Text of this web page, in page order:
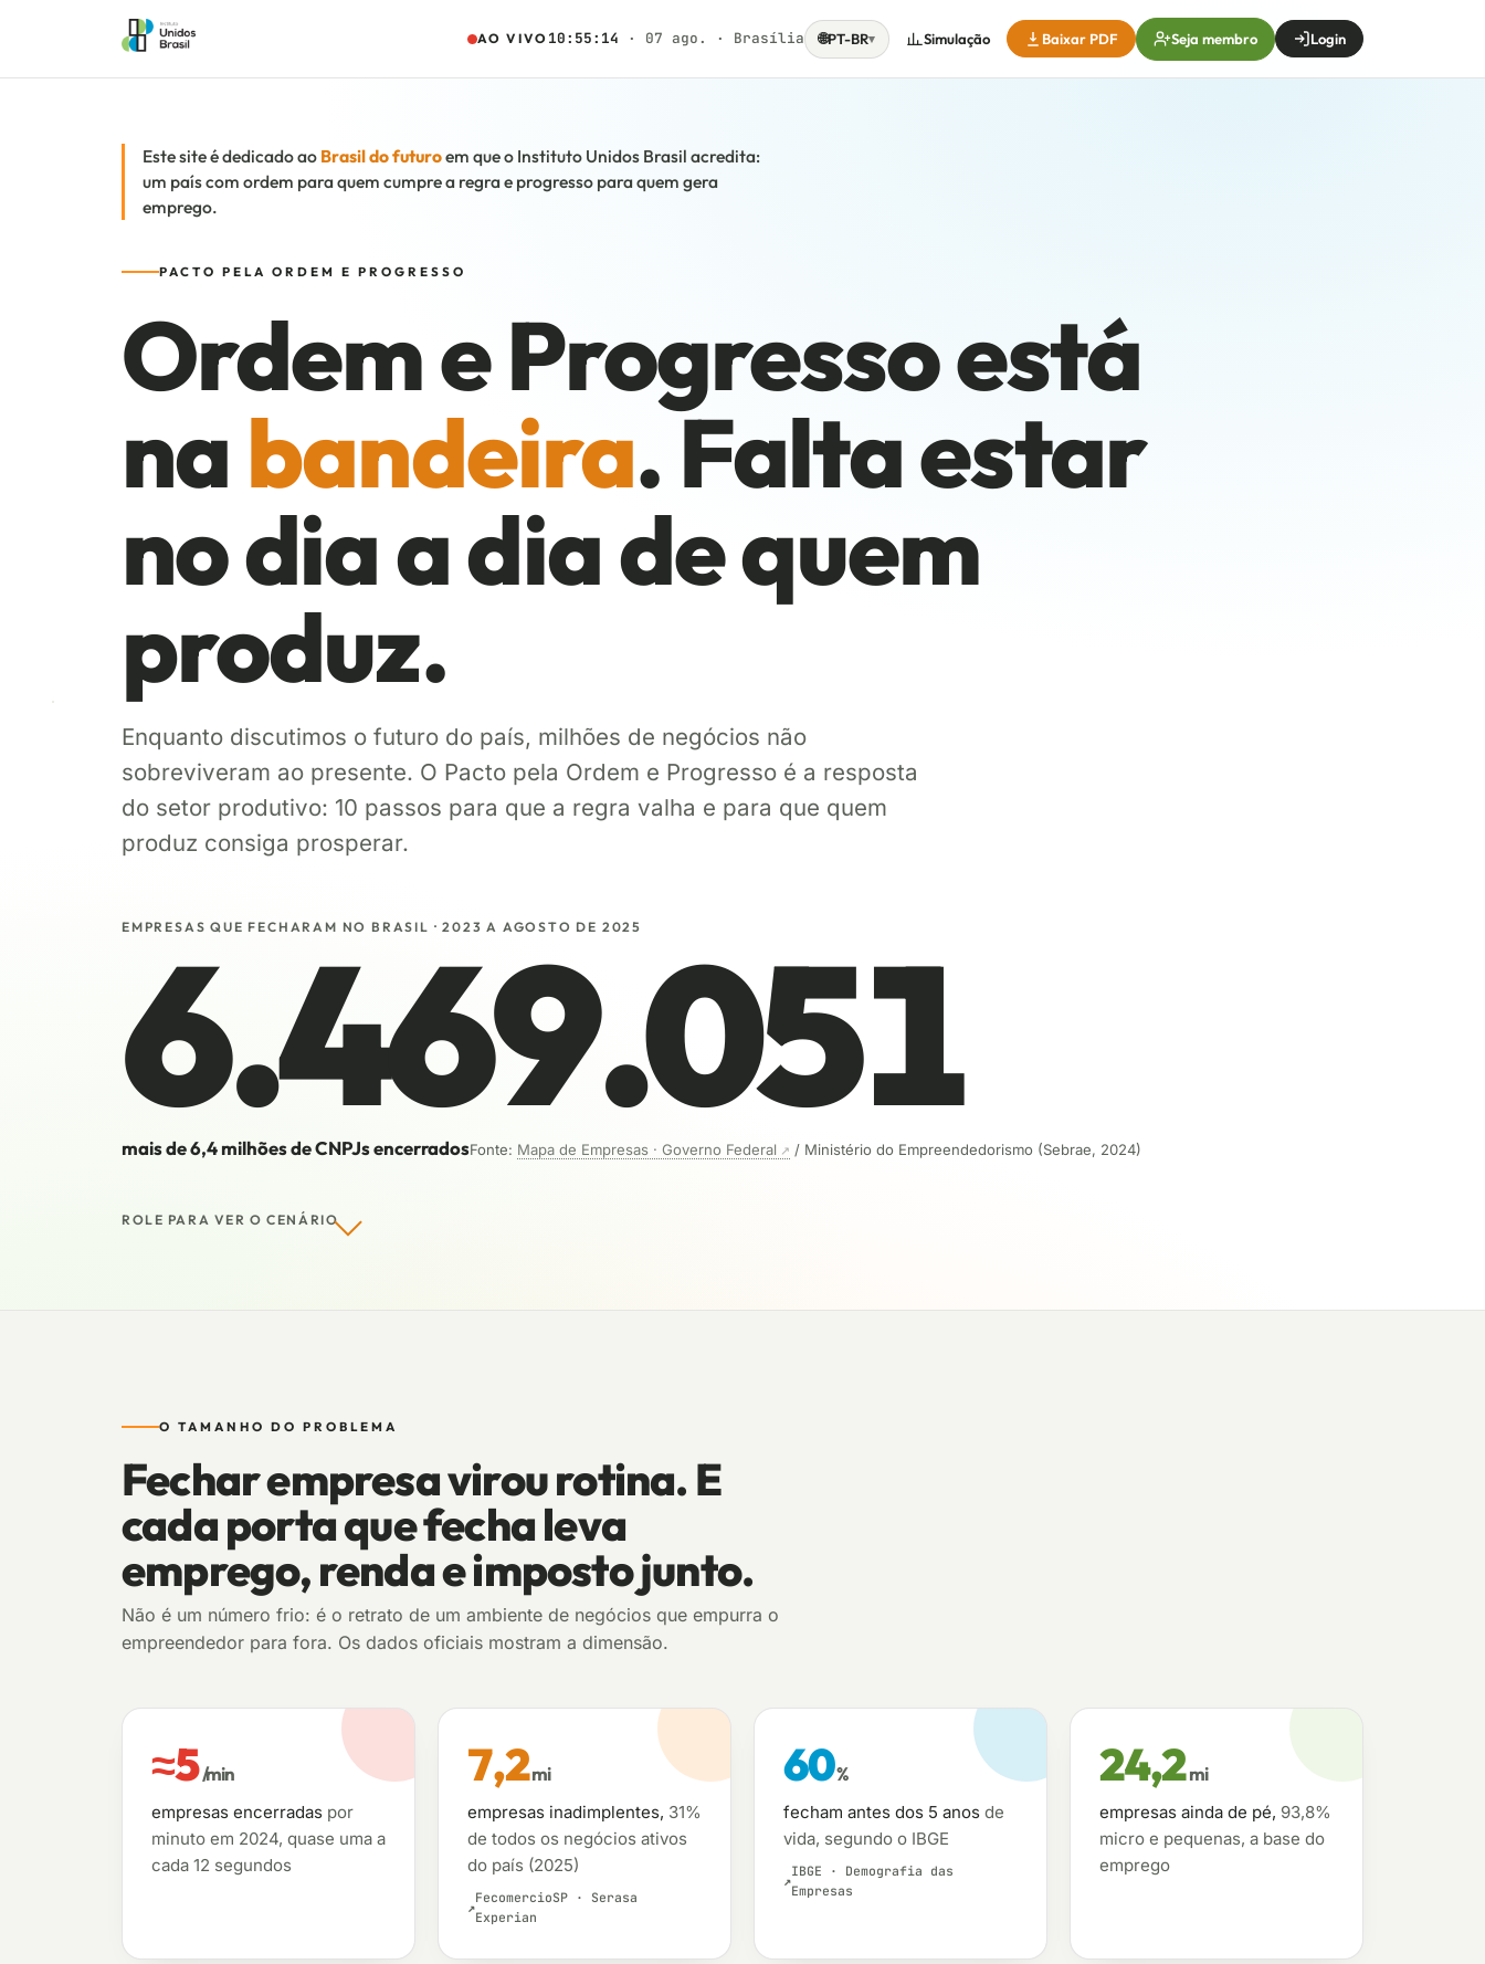
AO VIVO 10:55:15 · 07 ago. · Brasília 🌐PT-BR▾ Simulação Baixar PDF Seja membro Login
Este site é dedicado ao Brasil do futuroem que o Instituto Unidos Brasil acredita:
um país com ordem para quem cumpre a regra e progresso para quem gera
emprego.
PACTO PELA ORDEM E PROGRESSO
Ordem e Progresso está
nabandeira. Falta estar
no dia a dia de quem
produz.
Enquanto discutimos o futuro do país, milhões de negócios não
sobreviveram ao presente. O Pacto pela Ordem e Progresso é a resposta
do setor produtivo: 10 passos para que a regra valha e para que quem
produz consiga prosperar.
EMPRESAS QUE FECHARAM NO BRASIL · 2023 A AGOSTO DE 2025
6.469.051
mais de 6,4 milhões de CNPJs encerradosFonte: Mapa de Empresas · Governo Federal / Ministério do Empreendedorismo (Sebrae, 2024)
ROLE PARA VER O CENÁRIO
O TAMANHO DO PROBLEMA
Fechar empresa virou rotina. E
cada porta que fecha leva
emprego, renda e imposto junto.
Não é um número frio: é o retrato de um ambiente de negócios que empurra o
empreendedor para fora. Os dados oficiais mostram a dimensão.
≈5/min
empresas encerradas por
minuto em 2024, quase uma a
cada 12 segundos
7,2mi
empresas inadimplentes, 31%
de todos os negócios ativos
do país (2025)
FecomercioSP · Serasa
Experian
60%
fecham antes dos 5 anos de
vida, segundo o IBGE
IBGE · Demografia das
Empresas
24,2mi
empresas ainda de pé, 93,8%
micro e pequenas, a base do
emprego